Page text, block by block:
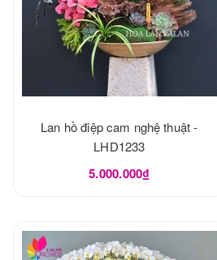
Lan hồ điệp cam nghệ thuật -
LHD1233
5.000.000₫